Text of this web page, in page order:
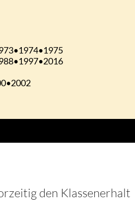
den Klassenerhalt